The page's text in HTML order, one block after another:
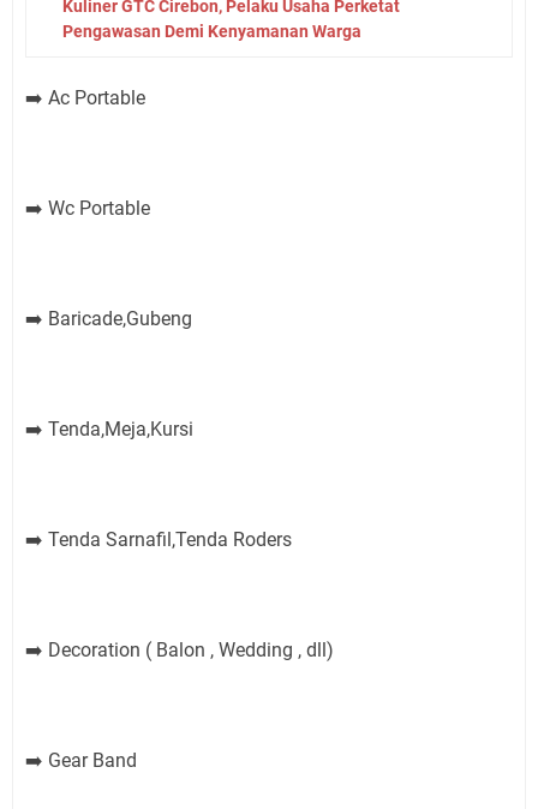
Kuliner GTC Cirebon, Pelaku Usaha Perketat
Pengawasan Demi Kenyamanan Warga
➡️ Ac Portable
➡️ Wc Portable
➡️ Baricade,Gubeng
➡️ Tenda,Meja,Kursi
➡️ Tenda Sarnafil,Tenda Roders
➡️ Decoration ( Balon , Wedding , dll)
➡️ Gear Band